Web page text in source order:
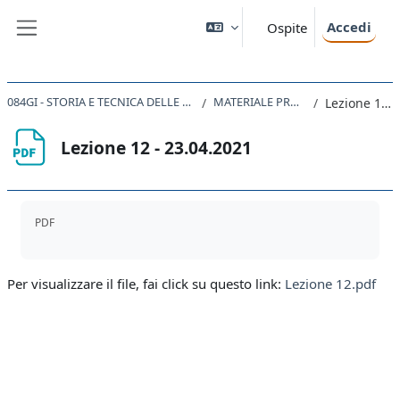
Ospite Accedi
084GI - STORIA E TECNICA DELLE COSTITUZIONI E CODIFICAZIONI CONTEMPORANEE 2020 MATERIALE PROIETTATO A LEZIONE Lezione 12 - 23.04.2021
Lezione 12 - 23.04.2021
PDF
Per visualizzare il file, fai click su questo link: Lezione 12.pdf